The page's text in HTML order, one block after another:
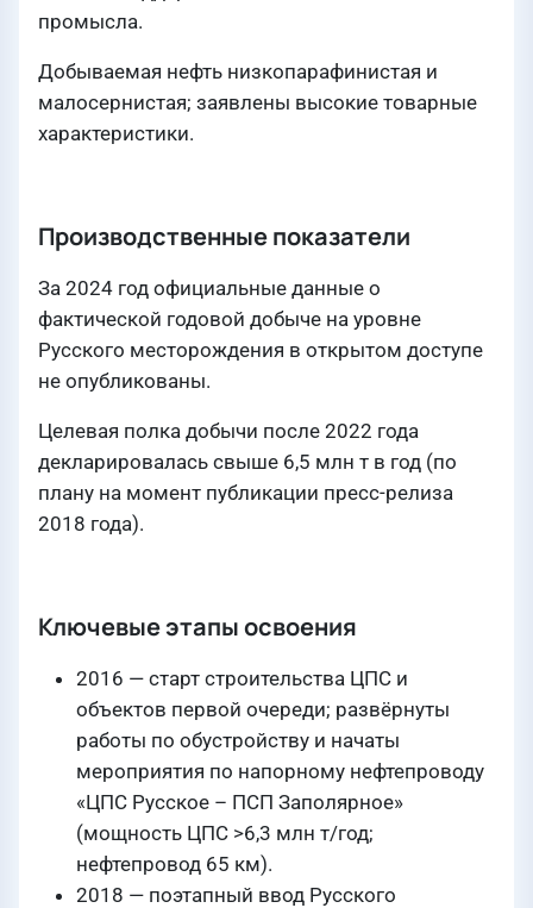
промысла.
Добываемая нефть низкопарафинистая и
малосернистая; заявлены высокие товарные
характеристики.
Производственные показатели
За 2024 год официальные данные о
фактической годовой добыче на уровне
Русского месторождения в открытом доступе
не опубликованы.
Целевая полка добычи после 2022 года
декларировалась свыше 6,5 млн т в год (по
плану на момент публикации пресс-релиза
2018 года).
Ключевые этапы освоения
2016 — старт строительства ЦПС и
объектов первой очереди; развёрнуты
работы по обустройству и начаты
мероприятия по напорному нефтепроводу
«ЦПС Русское – ПСП Заполярное»
(мощность ЦПС >6,3 млн т/год;
нефтепровод 65 км).
2018 — поэтапный ввод Русского